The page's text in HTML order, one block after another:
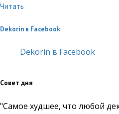
Читать
Dekorin в Facebook
Dekorin в Facebook
Совет дня
"Самое худшее, что любой